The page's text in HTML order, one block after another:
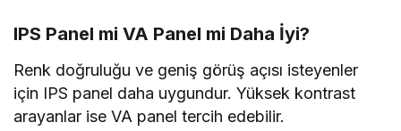
IPS Panel mi VA Panel mi Daha İyi?
Renk doğruluğu ve geniş görüş açısı isteyenler
için IPS panel daha uygundur. Yüksek kontrast
arayanlar ise VA panel tercih edebilir.